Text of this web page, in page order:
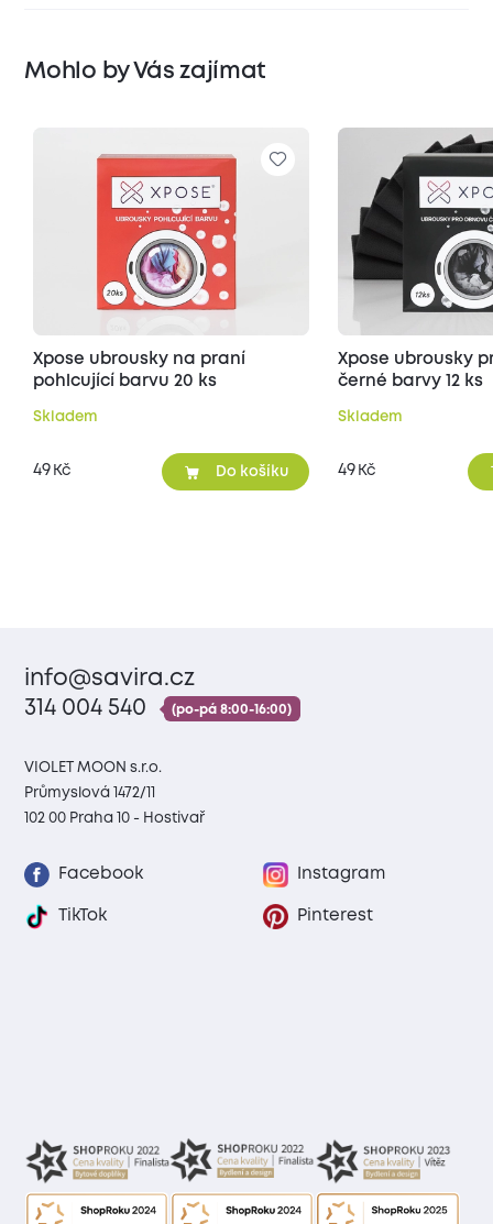
Mohlo by Vás zajímat
Xpose ubrousky na praní
pohlcující barvu 20 ks
Skladem
49 Kč Do košíku
Xpose ubrousky
černé barvy 12 ks
Skladem
49 Kč
info@savira.cz
314 004 540
(po-pá 8:00-16:00)
VIOLET MOON s.r.o.
Průmyslová 1472/11
102 00 Praha 10 - Hostivař
Facebook Instagram
TikTok Pinterest